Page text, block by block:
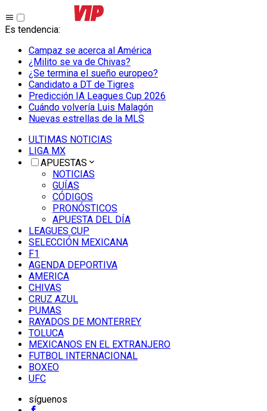
Es tendencia:
Campaz se acerca al América
¿Milito se va de Chivas?
¿Se termina el sueño europeo?
Candidato a DT de Tigres
Predicción IA Leagues Cup 2026
Cuándo volvería Luis Malagón
Nuevas estrellas de la MLS
ULTIMAS NOTICIAS
LIGA MX
APUESTAS
NOTICIAS
GUÍAS
CÓDIGOS
PRONÓSTICOS
APUESTA DEL DÍA
LEAGUES CUP
SELECCIÓN MEXICANA
F1
AGENDA DEPORTIVA
AMERICA
CHIVAS
CRUZ AZUL
PUMAS
RAYADOS DE MONTERREY
TOLUCA
MEXICANOS EN EL EXTRANJERO
FUTBOL INTERNACIONAL
BOXEO
UFC
síguenos